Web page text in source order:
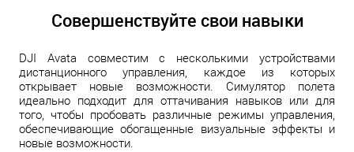
Совершенствуйте свои навыки
DJI Avata совместим с несколькими устройствами
дистанционного управления, каждое из которых
открывает новые возможности. Симулятор полета
идеально подходит для оттачивания навыков или для
того, чтобы пробовать различные режимы управления,
обеспечивающие обогащенные визуальные эффекты и
новые возможности.